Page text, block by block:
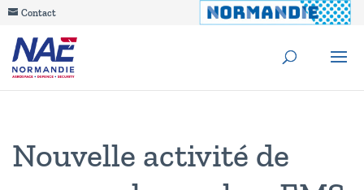
Contact
Nouvelle activité de